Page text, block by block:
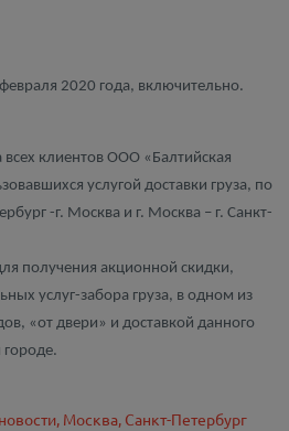
2020 года, включительно.
всех клиентов ООО «Балтийская
услугой доставки груза, по
-г. Москва и г. Москва – г. Санкт-
получения акционной скидки,
услуг-забора груза, в одном из
«от двери» и доставкой данного
городе.
Москва, Санкт-Петербург